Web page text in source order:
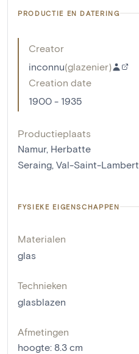
PRODUCTIE EN DATERING
Creator
inconnu(glazenier)
Creation date
1900 - 1935
Productieplaats
Namur, Herbatte
Seraing, Val-Saint-Lambert
FYSIEKE EIGENSCHAPPEN
Materialen
glas
Technieken
glasblazen
Afmetingen
hoogte: 8.3 cm